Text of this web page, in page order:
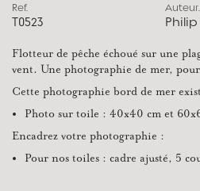
Ref.
T0523
Auteur.
Philip
Flotteur de pêche échoué sur une
vent. Une photographie de mer,
Cette photographie bord de mer
Photo sur toile : 40x40 cm et
Encadrez votre photographie :
Pour nos toiles : cadre ajusté, 5